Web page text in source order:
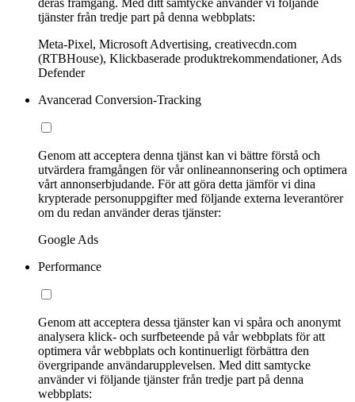
deras framgång. Med ditt samtycke använder vi följande
tjänster från tredje part på denna webbplats:
Meta-Pixel, Microsoft Advertising, creativecdn.com
(RTBHouse), Klickbaserade produktrekommendationer, Ads
Defender
Avancerad Conversion-Tracking
Genom att acceptera denna tjänst kan vi bättre förstå och
utvärdera framgången för vår onlineannonsering och optimera
vårt annonserbjudande. För att göra detta jämför vi dina
krypterade personuppgifter med följande externa leverantörer
om du redan använder deras tjänster:
Google Ads
Performance
Genom att acceptera dessa tjänster kan vi spåra och anonymt
analysera klick- och surfbeteende på vår webbplats för att
optimera vår webbplats och kontinuerligt förbättra den
övergripande användarupplevelsen. Med ditt samtycke
använder vi följande tjänster från tredje part på denna
webbplats: